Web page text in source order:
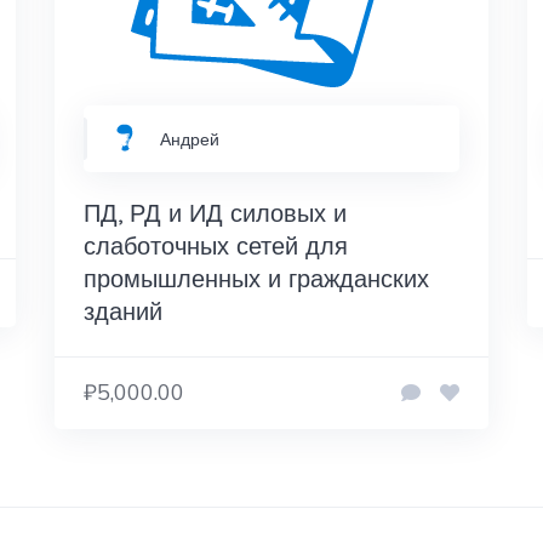
Андрей
ПД, РД и ИД силовых и
слаботочных сетей для
промышленных и гражданских
зданий
₽5,000.00